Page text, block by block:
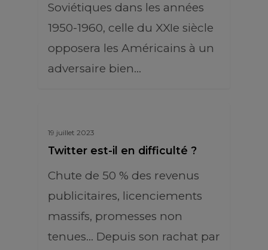
Soviétiques dans les années
1950-1960, celle du XXIe siècle
opposera les Américains à un
adversaire bien…
19 juillet 2023
Twitter est-il en difficulté ?
Chute de 50 % des revenus
publicitaires, licenciements
massifs, promesses non
tenues… Depuis son rachat par